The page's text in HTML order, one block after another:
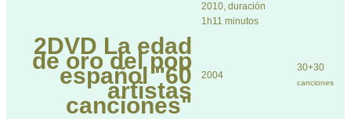
2010, duración
1h11 minutos
2DVD La edad
de oro del pop
español "60
artistas
canciones"
2004
30+30
canciones